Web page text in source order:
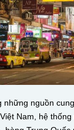
những nguồn
Nam, hệ